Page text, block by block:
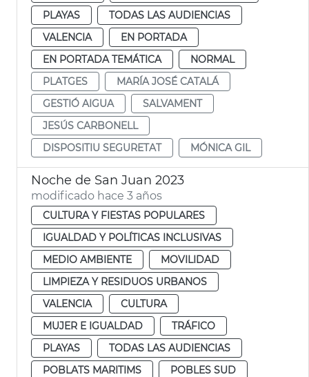
PLAYAS
TODAS LAS AUDIENCIAS
VALENCIA
EN PORTADA
EN PORTADA TEMÁTICA
NORMAL
PLATGES
MARÍA JOSÉ CATALÁ
GESTIÓ AIGUA
SALVAMENT
JESÚS CARBONELL
DISPOSITIU SEGURETAT
MÓNICA GIL
Noche de San Juan 2023
modificado hace 3 años
CULTURA Y FIESTAS POPULARES
IGUALDAD Y POLÍTICAS INCLUSIVAS
MEDIO AMBIENTE
MOVILIDAD
LIMPIEZA Y RESIDUOS URBANOS
VALENCIA
CULTURA
MUJER E IGUALDAD
TRÁFICO
PLAYAS
TODAS LAS AUDIENCIAS
POBLATS MARITIMS
POBLES SUD